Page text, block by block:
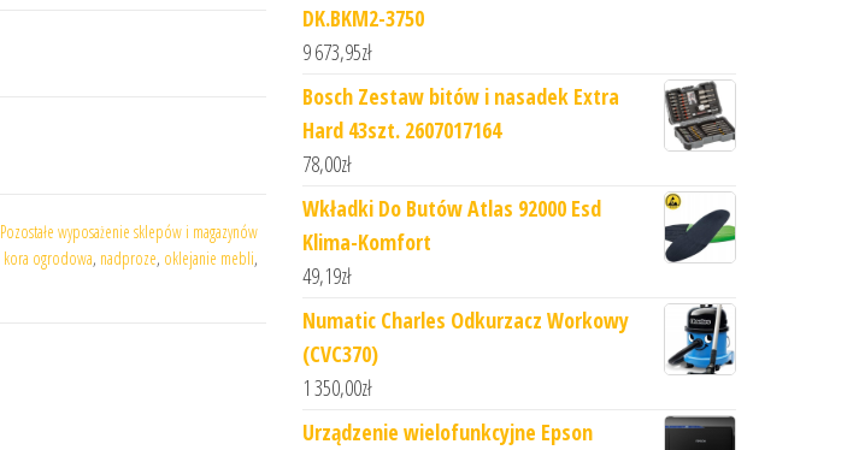
Pozostałe wyposażenie sklepów i magazynów
kora ogrodowa, nadproze, oklejanie mebli,
DK.BKM2-3750
9 673,95zł
Bosch Zestaw bitów i nasadek Extra
Hard 43szt. 2607017164
78,00zł
Wkładki Do Butów Atlas 92000 Esd
Klima-Komfort
49,19zł
Numatic Charles Odkurzacz Workowy
(CVC370)
1 350,00zł
Urządzenie wielofunkcyjne Epson